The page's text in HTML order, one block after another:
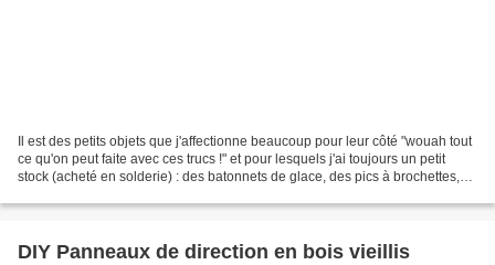
Il est des petits objets que j'affectionne beaucoup pour leur côté "wouah tout
ce qu'on peut faite avec ces trucs !" et pour lesquels j'ai toujours un petit
stock (acheté en solderie) : des batonnets de glace, des pics à brochettes,
DIY Panneaux de direction en bois vieillis